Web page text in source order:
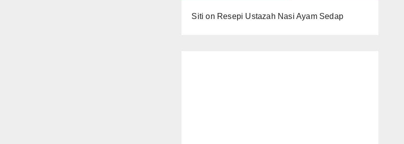
Siti on Resepi Ustazah Nasi Ayam Sedap